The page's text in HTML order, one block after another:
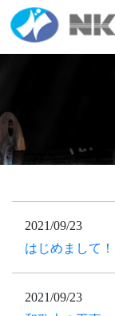
2021/09/23
はじめまして！
2021/09/23